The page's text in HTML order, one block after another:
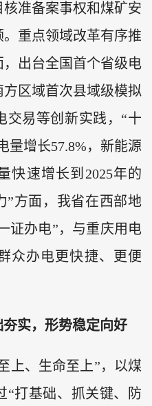
准备案事权和煤矿安
重点领域改革有序推
出台全国首个省级电
区域首次县域级模拟
交易等创新实践，“十
量增长57.8%，新能源
快速增长到2025年的
”方面，我省在西部地
证办电”，与重庆用电
众办电更快捷、更便
实，形势稳定向好
上、生命至上”，以煤
“打基础、抓关键、防